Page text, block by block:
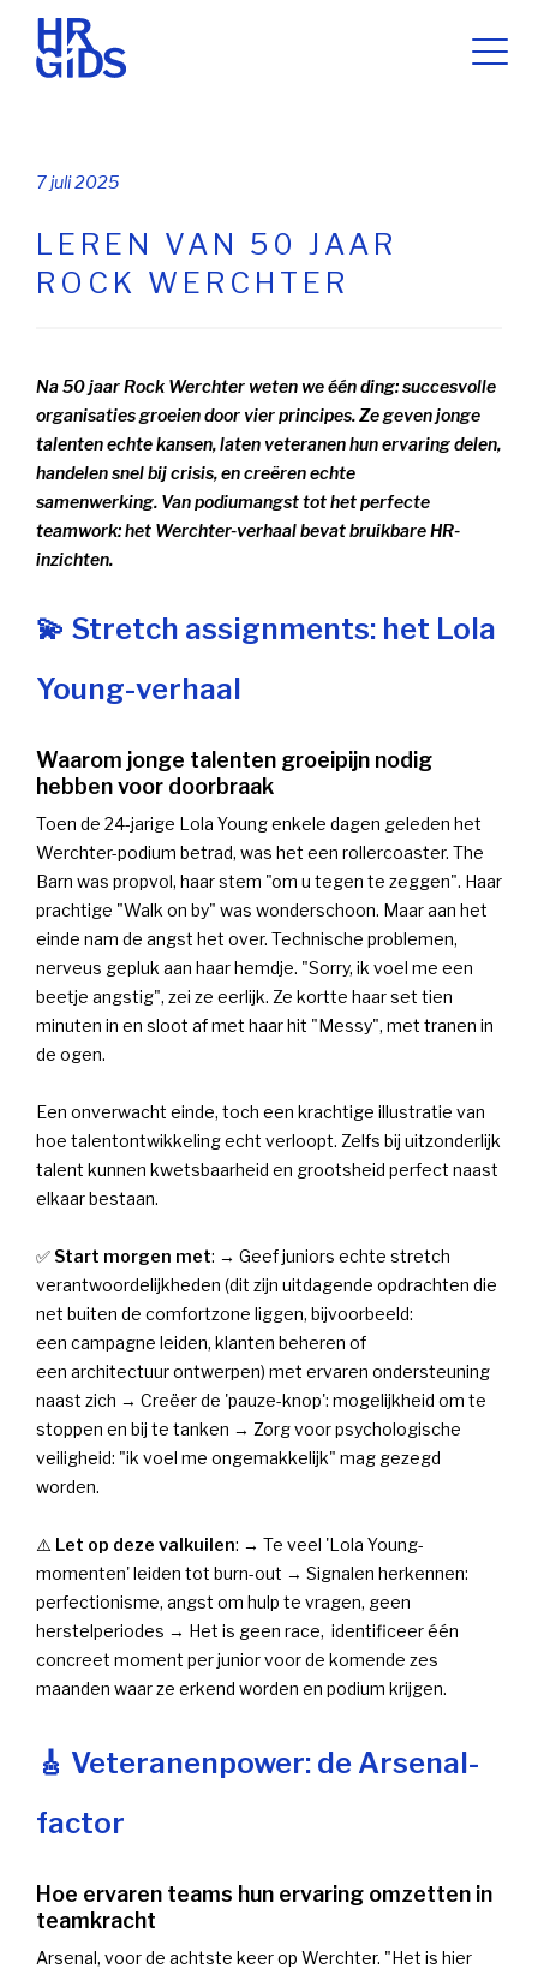
7 juli 2025
LEREN VAN 50 JAAR
ROCK WERCHTER
Na 50 jaar Rock Werchter weten we één ding: succesvolle
organisaties groeien door vier principes. Ze geven jonge
talenten echte kansen, laten veteranen hun ervaring delen,
handelen snel bij crisis, en creëren echte
samenwerking. Van podiumangst tot het perfecte
teamwork: het Werchter-verhaal bevat bruikbare HR-
inzichten.
💫 Stretch assignments: het Lola
Young-verhaal
Waarom jonge talenten groeipijn nodig
hebben voor doorbraak
Toen de 24-jarige Lola Young enkele dagen geleden het
Werchter-podium betrad, was het een rollercoaster. The
Barn was propvol, haar stem "om u tegen te zeggen". Haar
prachtige "Walk on by" was wonderschoon. Maar aan het
einde nam de angst het over. Technische problemen,
nerveus gepluk aan haar hemdje. "Sorry, ik voel me een
beetje angstig", zei ze eerlijk. Ze kortte haar set tien
minuten in en sloot af met haar hit "Messy", met tranen in
de ogen.
Een onverwacht einde, toch een krachtige illustratie van
hoe talentontwikkeling echt verloopt. Zelfs bij uitzonderlijk
talent kunnen kwetsbaarheid en grootsheid perfect naast
elkaar bestaan.
✅ Start morgen met: → Geef juniors echte stretch
verantwoordelijkheden (dit zijn uitdagende opdrachten die
net buiten de comfortzone liggen, bijvoorbeeld:
een campagne leiden, klanten beheren of
een architectuur ontwerpen) met ervaren ondersteuning
naast zich → Creëer de 'pauze-knop': mogelijkheid om te
stoppen en bij te tanken → Zorg voor psychologische
veiligheid: "ik voel me ongemakkelijk" mag gezegd
worden.
⚠️ Let op deze valkuilen: → Te veel 'Lola Young-
momenten' leiden tot burn-out → Signalen herkennen:
perfectionisme, angst om hulp te vragen, geen
herstelperiodes → Het is geen race, identificeer één
concreet moment per junior voor de komende zes
maanden waar ze erkend worden en podium krijgen.
🎸 Veteranenpower: de Arsenal-
factor
Hoe ervaren teams hun ervaring omzetten in
teamkracht
Arsenal, voor de achtste keer op Werchter. "Het is hier